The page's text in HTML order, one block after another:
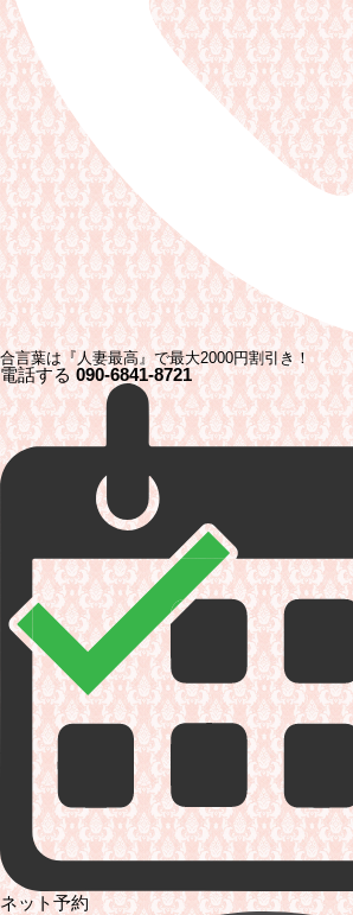
合言葉は『人妻最高』で最大2000円割引き！
電話する090-6841-8721
ネット予約